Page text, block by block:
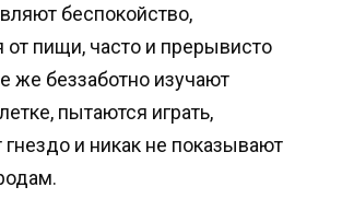
беспокойство,
от пищи, часто и прерывисто
же беззаботно изучают
пытаются играть,
гнездо и никак не показывают